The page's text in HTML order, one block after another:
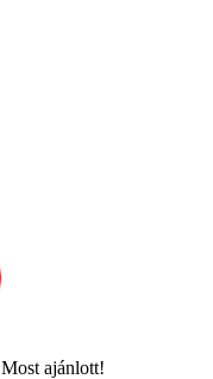
Most ajánlott!